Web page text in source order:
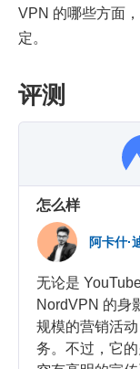
VPN 的哪些方面
定。
评测
怎么样
阿卡什·
无论是
NordVPN 的身
规模的营销活
务。不过，它